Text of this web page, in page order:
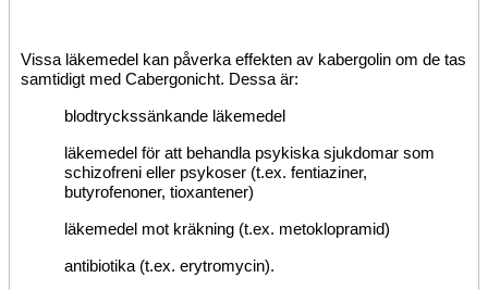
Vissa läkemedel kan påverka effekten av kabergolin om de tas
samtidigt med Cabergonicht. Dessa är:
blodtryckssänkande läkemedel
läkemedel för att behandla psykiska sjukdomar som
schizofreni eller psykoser (t.ex. fentiaziner,
butyrofenoner, tioxantener)
läkemedel mot kräkning (t.ex. metoklopramid)
antibiotika (t.ex. erytromycin).